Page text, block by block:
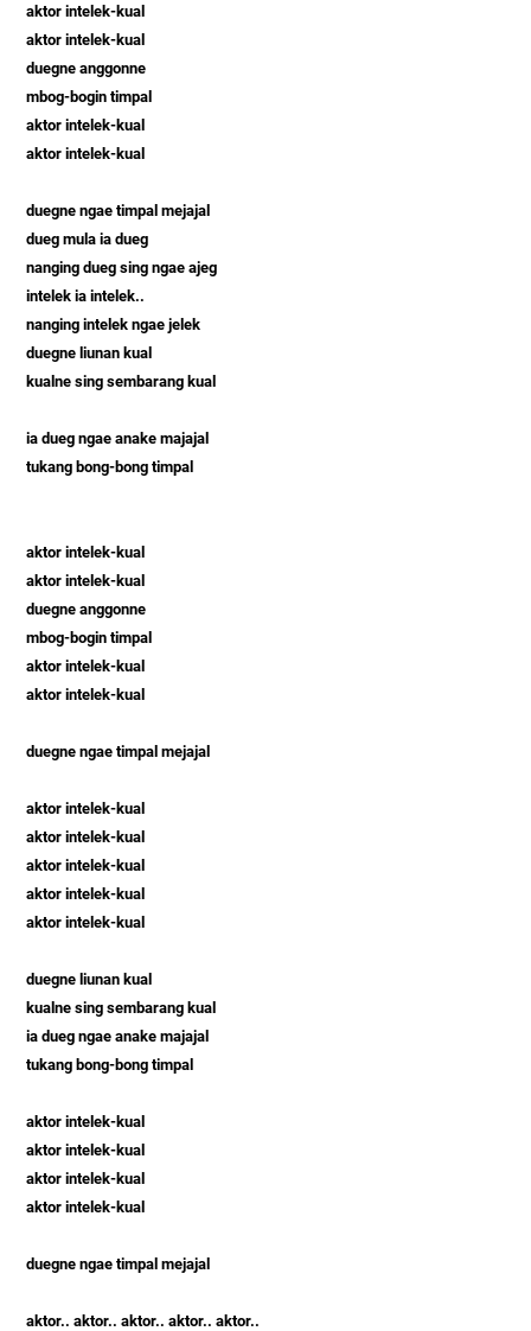
aktor intelek-kual
aktor intelek-kual
duegne anggonne
mbog-bogin timpal
aktor intelek-kual
aktor intelek-kual
duegne ngae timpal mejajal
dueg mula ia dueg
nanging dueg sing ngae ajeg
intelek ia intelek..
nanging intelek ngae jelek
duegne liunan kual
kualne sing sembarang kual
ia dueg ngae anake majajal
tukang bong-bong timpal
aktor intelek-kual
aktor intelek-kual
duegne anggonne
mbog-bogin timpal
aktor intelek-kual
aktor intelek-kual
duegne ngae timpal mejajal
aktor intelek-kual
aktor intelek-kual
aktor intelek-kual
aktor intelek-kual
aktor intelek-kual
duegne liunan kual
kualne sing sembarang kual
ia dueg ngae anake majajal
tukang bong-bong timpal
aktor intelek-kual
aktor intelek-kual
aktor intelek-kual
aktor intelek-kual
duegne ngae timpal mejajal
aktor.. aktor.. aktor.. aktor.. aktor..